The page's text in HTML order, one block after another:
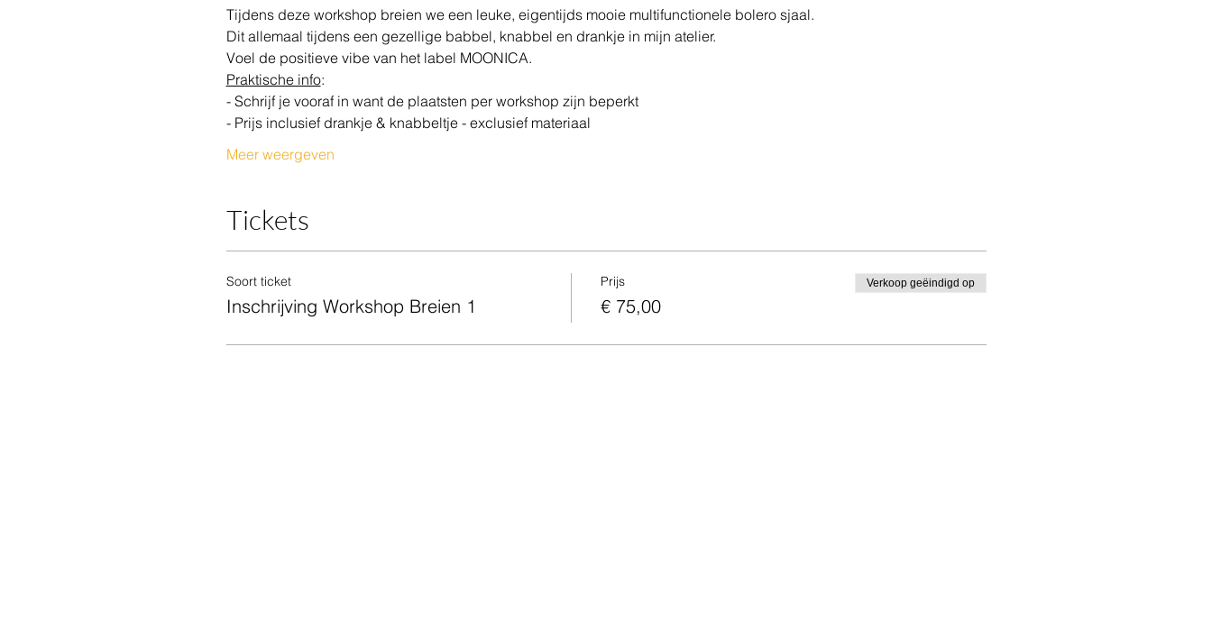
Tijdens deze workshop breien we een leuke, eigentijds mooie multifunctionele bolero sjaal.
Dit allemaal tijdens een gezellige babbel, knabbel en drankje in mijn atelier.
Voel de positieve vibe van het label MOONICA.
Praktische info:
- Schrijf je vooraf in want de plaatsten per workshop zijn beperkt
- Prijs inclusief drankje & knabbeltje - exclusief materiaal
Meer weergeven
Tickets
Soort ticket
Inschrijving Workshop Breien 1
Prijs
€ 75,00
Verkoop geëindigd op